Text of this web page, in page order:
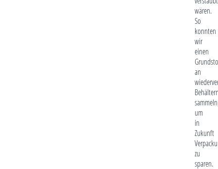
wären.
So
konnten
wir
einen
an
um
in
Zukunft
zu
sparen.